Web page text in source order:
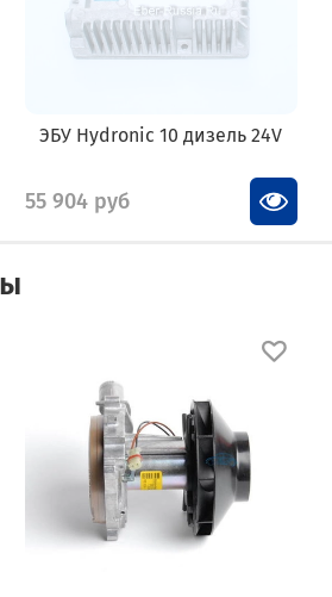
ЭБУ Hydronic 10 дизель 24V
55 904 руб